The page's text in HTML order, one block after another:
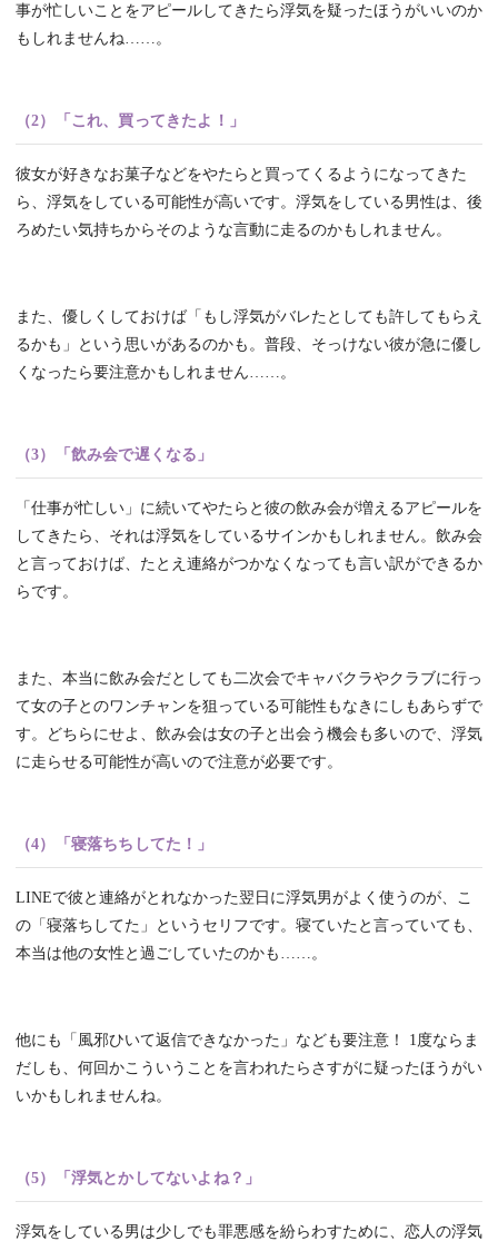
事が忙しいことをアピールしてきたら浮気を疑ったほうがいいのか
もしれませんね……。
（2）「これ、買ってきたよ！」
彼女が好きなお菓子などをやたらと買ってくるようになってきた
ら、浮気をしている可能性が高いです。浮気をしている男性は、後
ろめたい気持ちからそのような言動に走るのかもしれません。
また、優しくしておけば「もし浮気がバレたとしても許してもらえ
るかも」という思いがあるのかも。普段、そっけない彼が急に優し
くなったら要注意かもしれません……。
（3）「飲み会で遅くなる」
「仕事が忙しい」に続いてやたらと彼の飲み会が増えるアピールを
してきたら、それは浮気をしているサインかもしれません。飲み会
と言っておけば、たとえ連絡がつかなくなっても言い訳ができるか
らです。
また、本当に飲み会だとしても二次会でキャバクラやクラブに行っ
て女の子とのワンチャンを狙っている可能性もなきにしもあらずで
す。どちらにせよ、飲み会は女の子と出会う機会も多いので、浮気
に走らせる可能性が高いので注意が必要です。
（4）「寝落ちちしてた！」
LINEで彼と連絡がとれなかった翌日に浮気男がよく使うのが、こ
の「寝落ちしてた」というセリフです。寝ていたと言っていても、
本当は他の女性と過ごしていたのかも……。
他にも「風邪ひいて返信できなかった」なども要注意！ 1度ならま
だしも、何回かこういうことを言われたらさすがに疑ったほうがい
いかもしれませんね。
（5）「浮気とかしてないよね？」
浮気をしている男は少しでも罪悪感を紛らわすために、恋人の浮気